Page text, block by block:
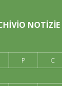
NOTIZIE
P C